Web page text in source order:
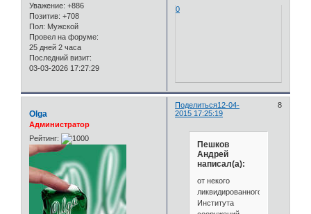
Уважение: +886
Позитив: +708
Пол: Мужской
Провел на форуме:
25 дней 2 часа
Последний визит:
03-03-2026 17:27:29
0
Поделиться 8
12-04-
2015 17:25:19
Olga
Администратор
Рейтинг:
Пешков
Андрей
написал(а):
от некого
ликвидированного
Института